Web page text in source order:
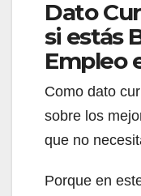
Dato
si estás
Empleo
Como dato
sobre los
que no
Porque en